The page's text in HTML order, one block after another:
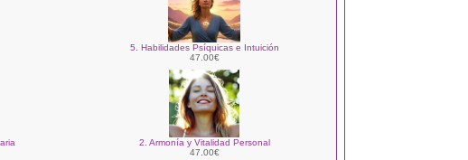
5. Habilidades Psíquicas e Intuición
47.00€
2. Armonía y Vitalidad Personal
47.00€